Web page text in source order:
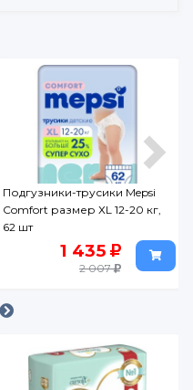
Подгузники-трусики Mepsi
Comfort размер ХL 12-20 кг,
62 шт
1 435
2 007